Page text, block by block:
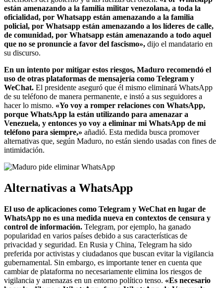
están amenazando a la familia militar venezolana, a toda la
oficialidad, por Whatsapp están amenazando a la familia
policial, por Whatsapp están amenazando a los líderes de calle,
de comunidad, por Whatsapp están amenazando a todo aquel
que no se pronuncie a favor del fascismo», dijo el mandatario en
su discurso.
En un intento por mitigar estos riesgos, Maduro recomendó el
uso de otras plataformas de mensajería como Telegram y
WeChat. El presidente aseguró que él mismo eliminará WhatsApp
de su teléfono de manera permanente, e instó a sus seguidores a
hacer lo mismo. «Yo voy a romper relaciones con WhatsApp,
porque WhatsApp la están utilizando para amenazar a
Venezuela, y entonces yo voy a eliminar mi WhatsApp de mi
teléfono para siempre,» añadió. Esta medida busca promover
alternativas que, según Maduro, no están siendo usadas con fines de
intimidación.
Alternativas a WhatsApp
El uso de aplicaciones como Telegram y WeChat en lugar de
WhatsApp no es una medida nueva en contextos de censura y
control de información. Telegram, por ejemplo, ha ganado
popularidad en varios países debido a sus características de
privacidad y seguridad. En Rusia y China, Telegram ha sido
preferida por activistas y ciudadanos que buscan evitar la vigilancia
gubernamental. Sin embargo, es importante tener en cuenta que
cambiar de plataforma no necesariamente elimina los riesgos de
vigilancia y amenazas en un entorno político tenso. «Es necesario